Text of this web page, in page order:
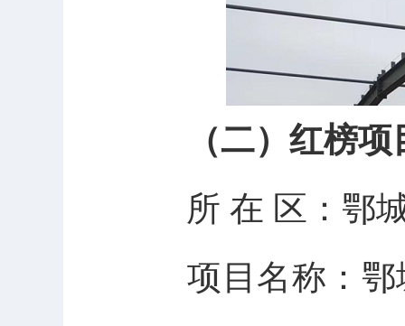
（二）红榜
所 在 区：鄂
项目名称：